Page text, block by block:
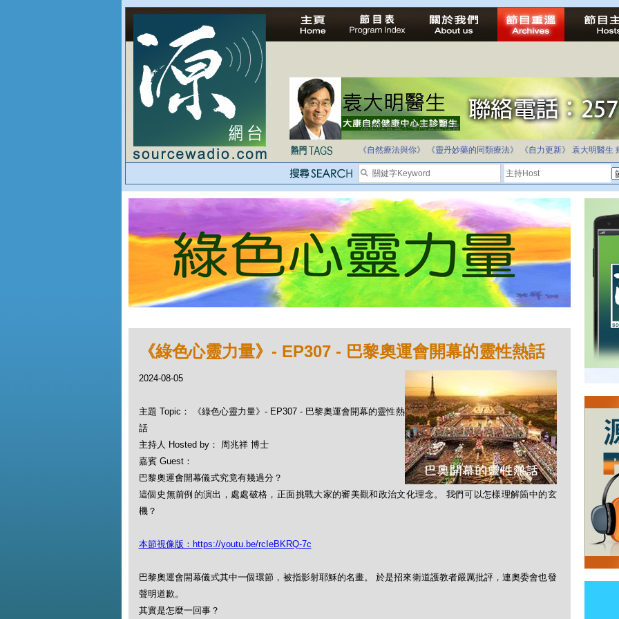
法治社會並不等同公正社會
自家教育合法化-推動多元化教育，全民學卷制
《自然療法與你》 《靈丹妙藥的同類療法》 《自力更新》 袁大明醫生
《綠色心靈力量》- EP307 - 巴黎奧運會開幕的靈性熱話
2024-08-05
主題 Topic： 《綠色心靈力量》- EP307 - 巴黎奧運會開幕的靈性熱
話
主持人 Hosted by： 周兆祥 博士
嘉賓 Guest：
巴黎奧運會開幕儀式究竟有幾過分？
這個史無前例的演出，處處破格，正面挑戰大家的審美觀和政治文化理念。 我們可以怎樣理解箇中的玄
機？
本節視像版：https://youtu.be/rcIeBKRQ-7c
巴黎奧運會開幕儀式其中一個環節，被指影射耶穌的名畫。 於是招來衛道護教者嚴厲批評，連奧委會也發
聲明道歉。
其實是怎麼一回事？